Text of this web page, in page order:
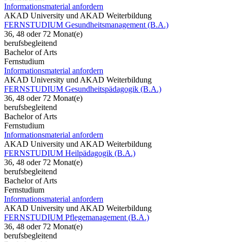
Informationsmaterial anfordern
AKAD University und AKAD Weiterbildung
FERNSTUDIUM Gesundheitsmanagement (B.A.)
36, 48 oder 72 Monat(e)
berufsbegleitend
Bachelor of Arts
Fernstudium
Informationsmaterial anfordern
AKAD University und AKAD Weiterbildung
FERNSTUDIUM Gesundheitspädagogik (B.A.)
36, 48 oder 72 Monat(e)
berufsbegleitend
Bachelor of Arts
Fernstudium
Informationsmaterial anfordern
AKAD University und AKAD Weiterbildung
FERNSTUDIUM Heilpädagogik (B.A.)
36, 48 oder 72 Monat(e)
berufsbegleitend
Bachelor of Arts
Fernstudium
Informationsmaterial anfordern
AKAD University und AKAD Weiterbildung
FERNSTUDIUM Pflegemanagement (B.A.)
36, 48 oder 72 Monat(e)
berufsbegleitend